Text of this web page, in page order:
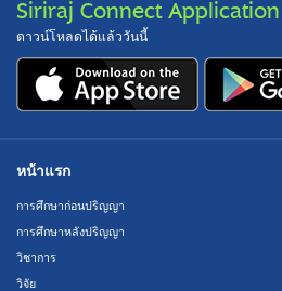
Siriraj Connect Application
ดาวน์โหลดได้แล้ววันนี้
หน้าแรก
การศึกษาก่อนปริญญา
การศึกษาหลังปริญญา
วิชาการ
วิจัย